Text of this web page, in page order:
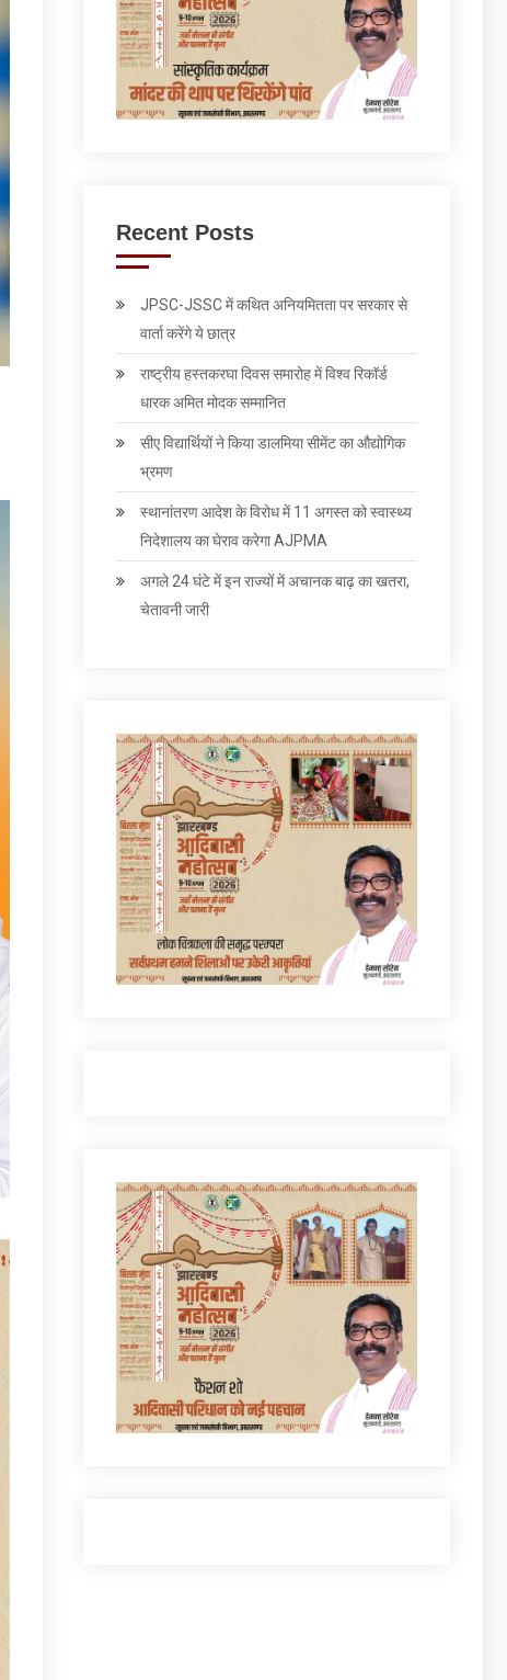
Recent Posts
JPSC-JSSC में कथित अनियमितता पर सरकार से
वार्ता करेंगे ये छात्र
राष्ट्रीय हस्तकरघा दिवस समारोह में विश्व रिकॉर्ड
धारक अमित मोदक सम्मानित
सीए विद्यार्थियों ने किया डालमिया सीमेंट का औद्योगिक
भ्रमण
स्थानांतरण आदेश के विरोध में 11 अगस्त को स्वास्थ्य
निदेशालय का घेराव करेगा AJPMA
अगले 24 घंटे में इन राज्‍यों में अचानक बाढ़ का खतरा,
चेतावनी जारी